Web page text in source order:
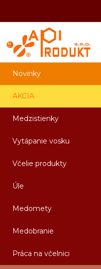
Novinky
AKCIA
Medzistienky
Vytápanie vosku
Včelie produkty
Úle
Medomety
Medobranie
Práca na včelnici